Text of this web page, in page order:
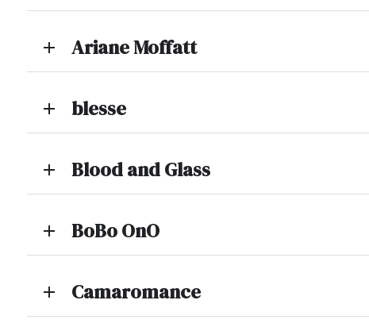
add Ariane Moffatt
add blesse
add Blood and Glass
add BoBo OnO
add Camaromance